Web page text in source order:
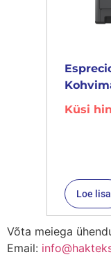
Küsi
Loe lisa
Võta meiega
Email: